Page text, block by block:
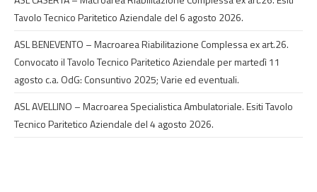
Tavolo Tecnico Paritetico Aziendale del 6 agosto 2026.
ASL BENEVENTO – Macroarea Riabilitazione Complessa ex art.26.
Convocato il Tavolo Tecnico Paritetico Aziendale per martedì 11
agosto c.a. OdG: Consuntivo 2025; Varie ed eventuali.
ASL AVELLINO – Macroarea Specialistica Ambulatoriale. Esiti Tavolo
Tecnico Paritetico Aziendale del 4 agosto 2026.